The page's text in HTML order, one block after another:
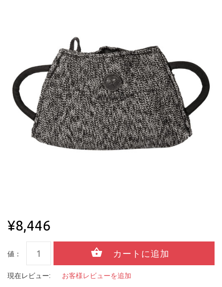
¥8,446
値：
現在レビュー: お客様レビューを追加